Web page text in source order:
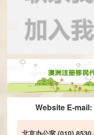
Website E-mail: